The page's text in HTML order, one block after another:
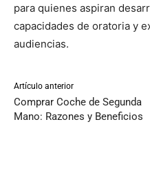
para quienes aspiran
capacidades de oratoria y
audiencias.
Artículo anterior
Comprar Coche de Segunda
Mano: Razones y Beneficios